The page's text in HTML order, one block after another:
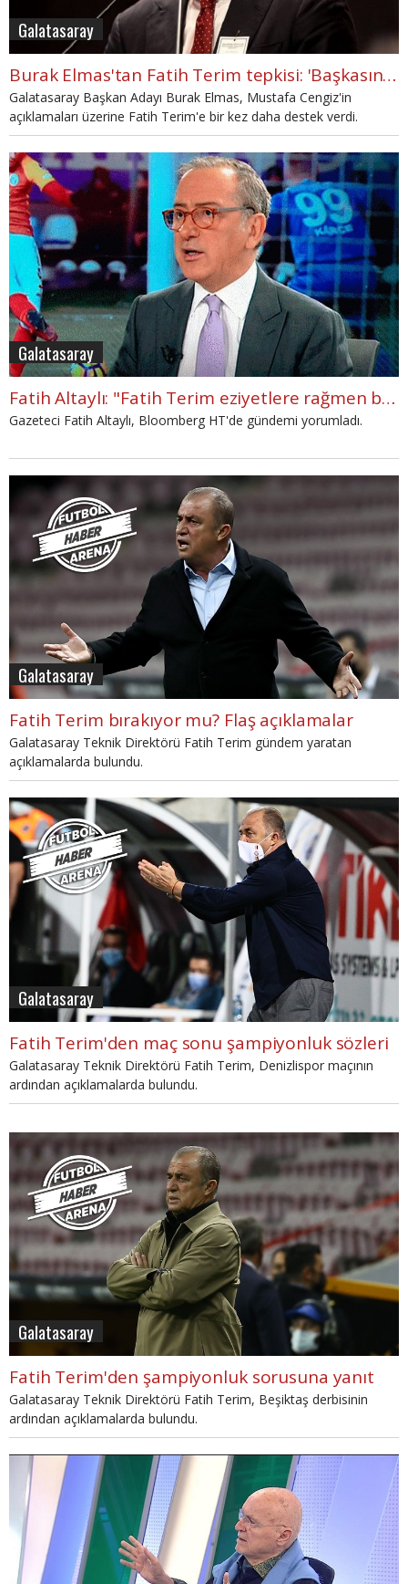
Galatasaray
Burak Elmas'tan Fatih Terim tepkisi: 'Başkasının mukavelesini iptal ederim'
Galatasaray Başkan Adayı Burak Elmas, Mustafa Cengiz'in
açıklamaları üzerine Fatih Terim'e bir kez daha destek verdi.
Galatasaray
Fatih Altaylı: "Fatih Terim eziyetlere rağmen başarılı"
Gazeteci Fatih Altaylı, Bloomberg HT'de gündemi yorumladı.
Galatasaray
Fatih Terim bırakıyor mu? Flaş açıklamalar
Galatasaray Teknik Direktörü Fatih Terim gündem yaratan
açıklamalarda bulundu.
Galatasaray
Fatih Terim'den maç sonu şampiyonluk sözleri
Galatasaray Teknik Direktörü Fatih Terim, Denizlispor maçının
ardından açıklamalarda bulundu.
Galatasaray
Fatih Terim'den şampiyonluk sorusuna yanıt
Galatasaray Teknik Direktörü Fatih Terim, Beşiktaş derbisinin
ardından açıklamalarda bulundu.